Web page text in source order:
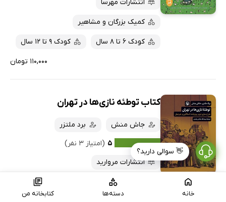
خانه دسته‌ها کتابخانه من
انتشارات مهرسا
کمیک بزرگان و مشاهیر
کودک 6 تا 8 سال کودک 9 تا 12 سال
۱۱۰,۰۰۰ تومان
کتاب توطئه نازی‌ها در تهران
جاش منش
برد ملتزر
۵ (امتیاز ۳ نفر)
انتشارات مروارید
جنگ جهانی
👋 سوالی دارید؟